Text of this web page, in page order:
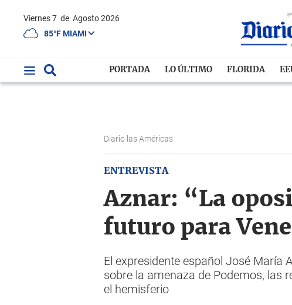
Viernes 7 de Agosto 2026
85°F MIAMI
PORTADA LO ÚLTIMO FLORIDA
Diario las Américas
ENTREVISTA
Aznar: “La
futuro para
El expresidente español José María
sobre la amenaza de Podemos, las
el hemisferio